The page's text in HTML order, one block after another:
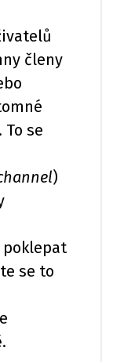
členy
To se
)
poklepat
se to